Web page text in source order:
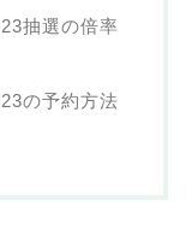
抽選の倍率
の予約方法